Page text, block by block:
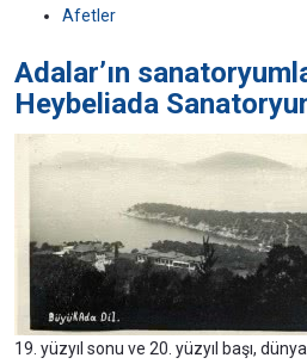
Afetler
Adalar’ın
Heybeliada
19. yüzyıl sonu ve 20. yüzyıl başı,